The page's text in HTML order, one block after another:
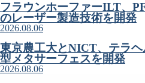
フラウンホーファーILT、
のレーザー製造技術を開発
2026.08.06
東京農工大とNICT、テラ
型メタサーフェスを開発
2026.08.06